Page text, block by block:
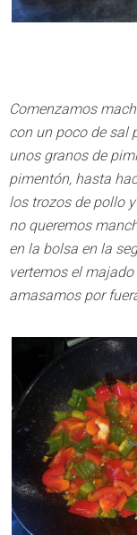
Comenzamos
con un poco de sal
unos granos de
pimentón, hasta
los trozos de pollo
no queremos
en la bolsa en la
vertemos el
amasamos por